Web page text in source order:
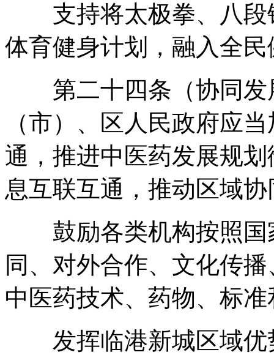
支持将太极拳、八段
体育健身计划
， 融入全
第二十四条（协同发
（市）、区人民政府应
通 ， 推进中医药发展规
息互联互通 ， 推动区域协
鼓励各类机构按照国
同、对外合作、文化传
中医药技术、药物、标
发挥临港新城区域优